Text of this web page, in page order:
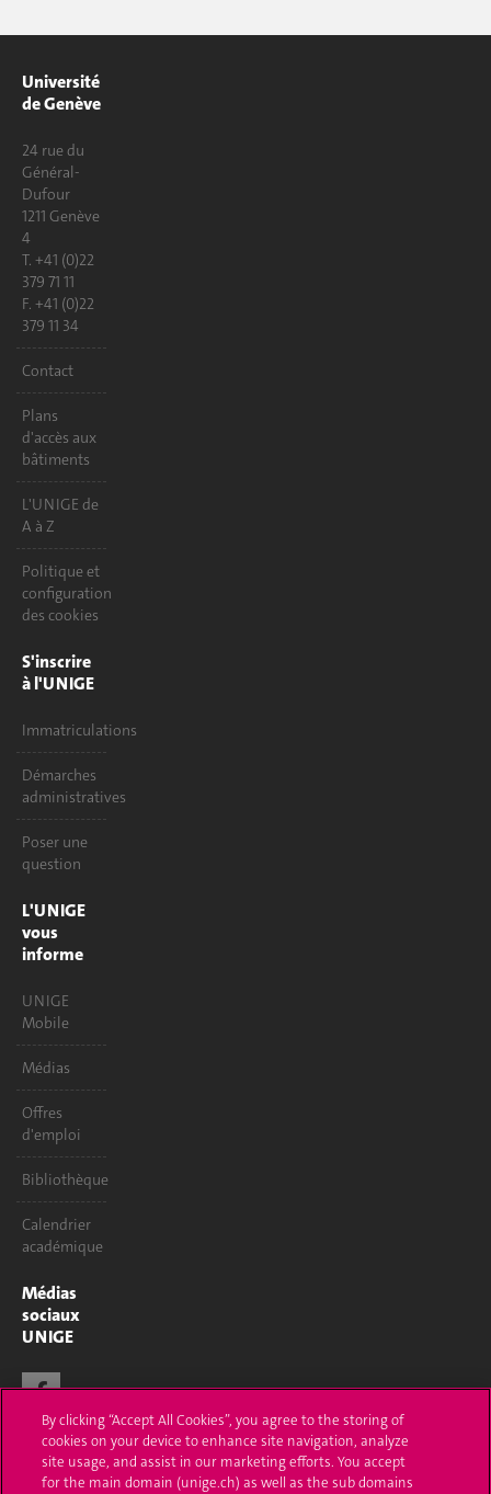
Université
de Genève
24 rue du
Général-
Dufour
1211 Genève
4
T. +41 (0)22
379 71 11
F. +41 (0)22
379 11 34
Contact
Plans
d'accès aux
bâtiments
L'UNIGE de
A à Z
Politique et
configuration
des cookies
S'inscrire
à l'UNIGE
Immatriculations
Démarches
administratives
Poser une
question
L'UNIGE
vous
informe
UNIGE
Mobile
Médias
Offres
d'emploi
Bibliothèque
Calendrier
académique
Médias
sociaux
UNIGE
By clicking “Accept All Cookies”, you agree to the storing of
cookies on your device to enhance site navigation, analyze
site usage, and assist in our marketing efforts. You accept
for the main domain (unige.ch) as well as the sub domains